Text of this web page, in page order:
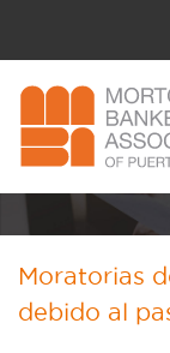
Moratorias
debido al